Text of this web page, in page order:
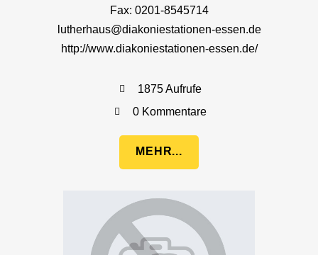
Fax: 0201-8545714
lutherhaus@diakoniestationen-essen.de
http://www.diakoniestationen-essen.de/
1875 Aufrufe
0 Kommentare
MEHR...